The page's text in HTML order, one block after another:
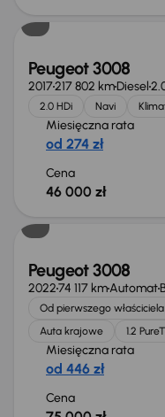
Peugeot 3008
2017217 802 kmDiesel
2.0 HDi Navi
Miesięczna rata
od 274 zł
Cena
46 000 zł
Możliwość odliczenia
Peugeot 3008
202274 117 kmAutomat
Od pierwszego właściciela
Auta krajowe
1.2
Miesięczna rata
od 446 zł
Cena